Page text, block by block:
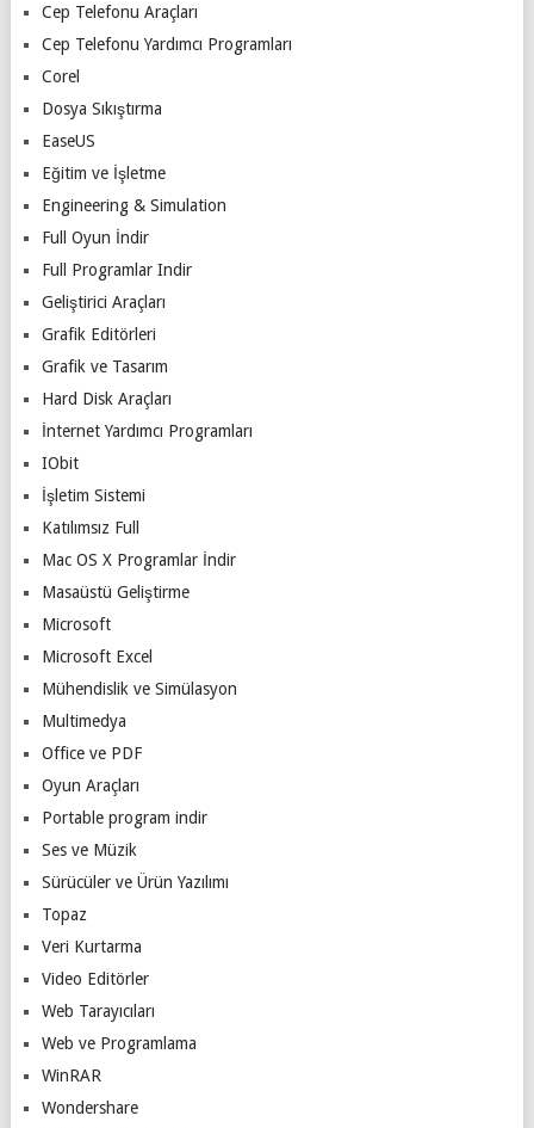
Cep Telefonu Araçları
Cep Telefonu Yardımcı Programları
Corel
Dosya Sıkıştırma
EaseUS
Eğitim ve İşletme
Engineering & Simulation
Full Oyun İndir
Full Programlar Indir
Geliştirici Araçları
Grafik Editörleri
Grafik ve Tasarım
Hard Disk Araçları
İnternet Yardımcı Programları
IObit
İşletim Sistemi
Katılımsız Full
Mac OS X Programlar İndir
Masaüstü Geliştirme
Microsoft
Microsoft Excel
Mühendislik ve Simülasyon
Multimedya
Office ve PDF
Oyun Araçları
Portable program indir
Ses ve Müzik
Sürücüler ve Ürün Yazılımı
Topaz
Veri Kurtarma
Video Editörler
Web Tarayıcıları
Web ve Programlama
WinRAR
Wondershare